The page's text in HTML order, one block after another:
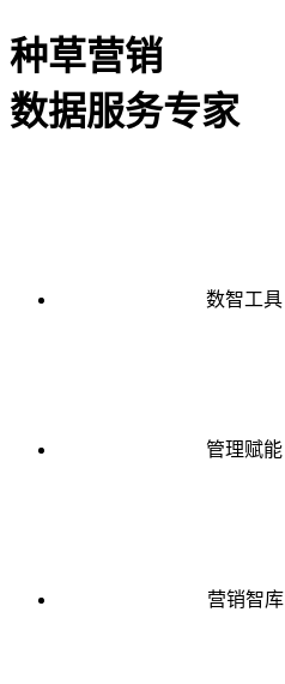
种草营销
数据服务专家
数智工具
管理赋能
营销智库